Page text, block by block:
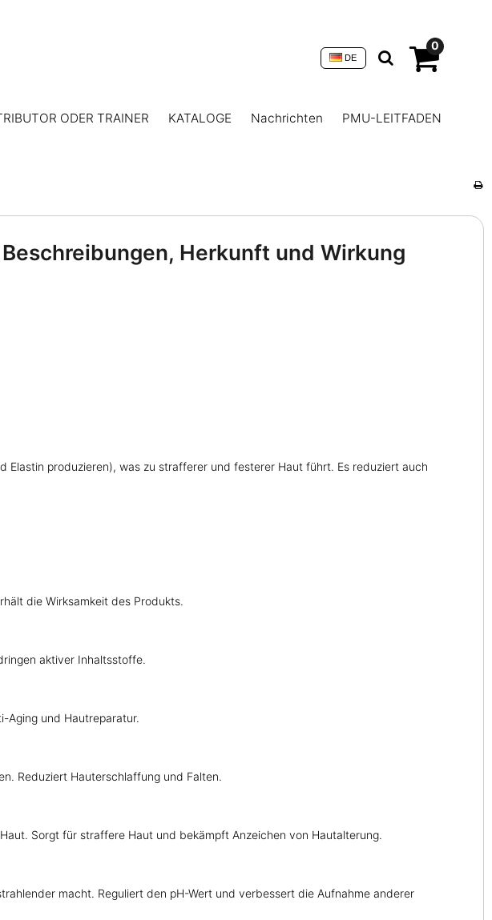
0
DE
ODER TRAINER KATALOGE Nachrichten
PMU-LEITFADEN
Herkunft und Wirkung
Elastin produzieren), was zu strafferer und festerer Haut führt. Es reduziert auch
die Wirksamkeit des Produkts.
aktiver Inhaltsstoffe.
Aging und Hautreparatur.
Reduziert Hauterschlaffung und Falten.
Sorgt für straffere Haut und bekämpft Anzeichen von Hautalterung.
macht. Reguliert den pH-Wert und verbessert die Aufnahme anderer